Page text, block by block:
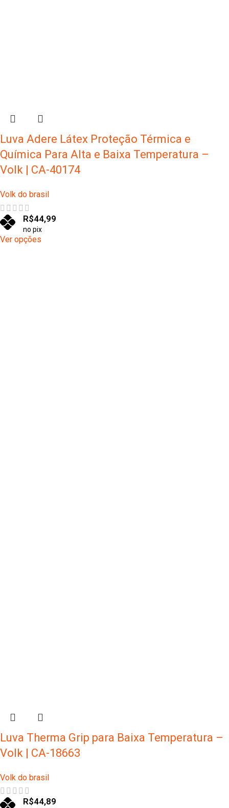
Luva Adere Látex Proteção Térmica e
Química Para Alta e Baixa Temperatura –
Volk | CA-40174
Volk do brasil
R$44,99
no pix
Ver opções
Luva Therma Grip para Baixa Temperatura –
Volk | CA-18663
Volk do brasil
R$44,89